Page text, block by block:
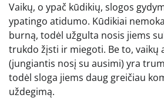
Vaikų, o ypač kūdikių, slogos
ypatingo atidumo. Kūdikiai
burną, todėl užgulta nosis jiems
trukdo žįsti ir miegoti. Be to, vaikų
(jungiantis nosį su ausimi) yra
todėl sloga jiems daug greičiau
uždegimą.